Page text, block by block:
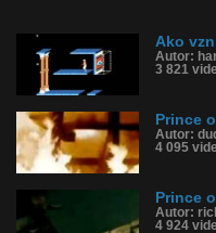
Ako
Autor:
3 821
Prince
Autor:
4 095
Prince
Autor:
4 924